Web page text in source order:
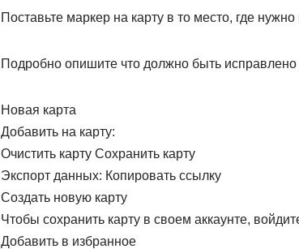
Поставьте маркер на карту в то место, где
Подробно опишите что должно быть
Новая карта
Добавить на карту:
Очистить карту Сохранить карту
Экспорт данных: Копировать ссылку
Создать новую карту
Чтобы сохранить карту в своем аккаунте,
Добавить в избранное